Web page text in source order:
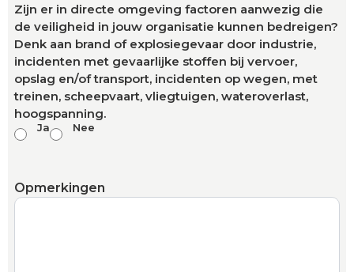
Zijn er in directe omgeving factoren aanwezig die
de veiligheid in jouw organisatie kunnen bedreigen?
Denk aan brand of explosiegevaar door industrie,
incidenten met gevaarlijke stoffen bij vervoer,
opslag en/of transport, incidenten op wegen, met
treinen, scheepvaart, vliegtuigen, wateroverlast,
hoogspanning.
Ja Nee
Opmerkingen